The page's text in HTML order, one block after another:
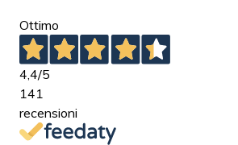
Ottimo
4,4/5
141
recensioni